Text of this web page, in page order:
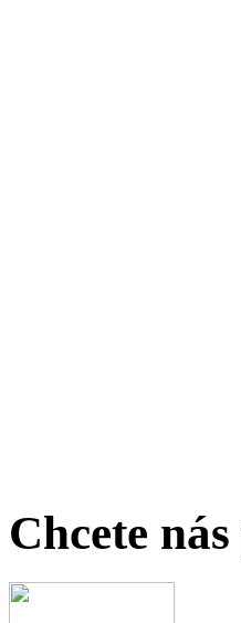
Chcete